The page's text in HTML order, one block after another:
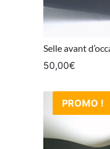
Selle avant
50,00€
PROMO !